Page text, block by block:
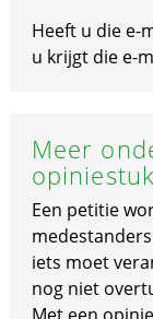
Heeft u die e-
u krijgt die e-
Meer
opiniestuk
Een petitie
iets moet
nog niet